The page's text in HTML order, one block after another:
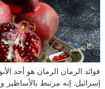
فوائد الرمان الرمان هو أحد
إسرائيل. إنه مرتبط